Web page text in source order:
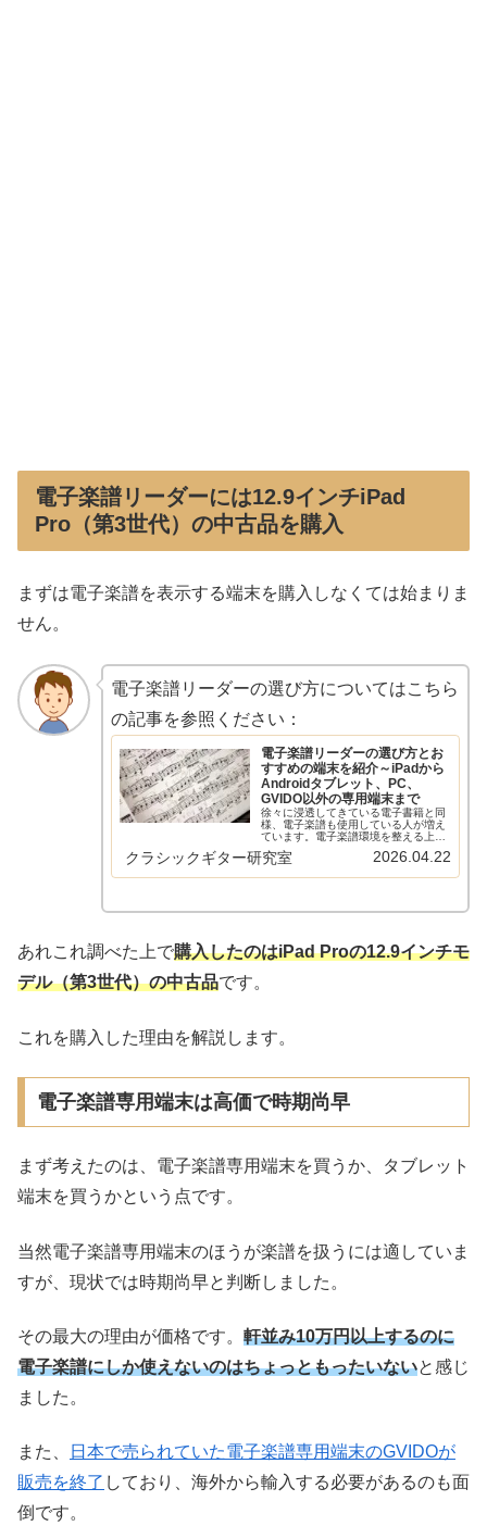
電子楽譜リーダーには12.9インチiPad
Pro（第3世代）の中古品を購入
まずは電子楽譜を表示する端末を購入しなくては始まりま
せん。
電子楽譜リーダーの選び方についてはこちら
の記事を参照ください：
電子楽譜リーダーの選び方とお
すすめの端末を紹介～iPadから
Androidタブレット、PC、
GVIDO以外の専用端末まで
徐々に浸透してきている電子書籍と同
様、電子楽譜も使用している人が増え
ています。電子楽譜環境を整える上で
まず必要なのが電子楽譜リーダーで
す。iPadを使うのが定番ですが、他に
クラシックギター研究室 2026.04.22
あれこれ調べた上で購入したのはiPad Proの12.9インチモ
デル（第3世代）の中古品です。
これを購入した理由を解説します。
電子楽譜専用端末は高価で時期尚早
まず考えたのは、電子楽譜専用端末を買うか、タブレット
端末を買うかという点です。
当然電子楽譜専用端末のほうが楽譜を扱うには適していま
すが、現状では時期尚早と判断しました。
その最大の理由が価格です。 軒並み10万円以上するのに
電子楽譜にしか使えないのはちょっともったいないと感じ
ました。
また、
日本で売られていた電子楽譜専用端末のGVIDOが
販売を終了 しており、海外から輸入する必要があるのも面
倒です。